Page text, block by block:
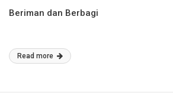
Beriman dan Berbagi
Read more